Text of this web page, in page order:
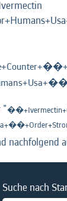
"
nachfolgend
Suche nach